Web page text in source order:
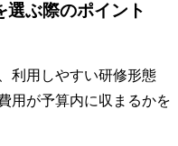
選ぶ際のポイント
利用しやすい研修形態
用が予算内に収まるかを